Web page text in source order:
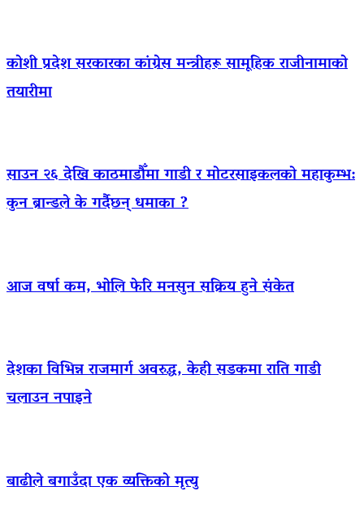
कोशी प्रदेश सरकारका कांग्रेस मन्त्रीहरू सामूहिक राजीनामाको
तयारीमा
साउन २६ देखि काठमाडौँमा गाडी र मोटरसाइकलको महाकुम्भ:
कुन ब्रान्डले के गर्दैछन् धमाका ?
आज वर्षा कम, भोलि फेरि मनसुन सक्रिय हुने संकेत
देशका विभिन्न राजमार्ग अवरुद्ध, केही सडकमा राति गाडी
चलाउन नपाइने
बाढीले बगाउँदा एक व्यक्तिको मृत्यु